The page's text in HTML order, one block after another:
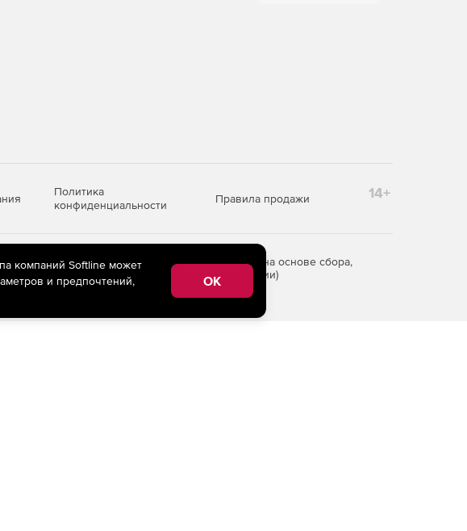
Политика
конфиденциальности
Правила продажи 14+
технологии предоставления информации на основе сбора,
на территории Российской Федерации)
компаний Softline может
и предпочтений,
OK